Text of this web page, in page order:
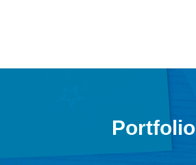
Portfolio